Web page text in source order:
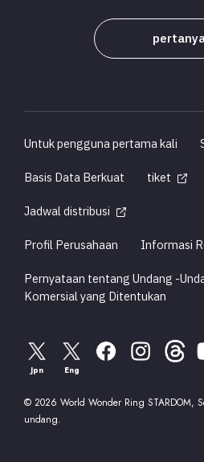
Untuk pengguna pertama kali
Basis Data Berkuat
tiket
Jadwal distribusi
Profil Perusahaan
Informasi
Pernyataan tentang Undang -
Komersial yang Ditentukan
Jpn Eng
© 2026 World Wonder Ring STARDOM,
undang.